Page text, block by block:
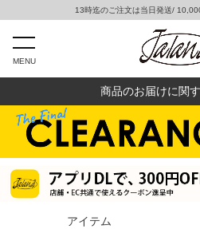
13時迄のご注文は当日発送/
MENU
商品のお届けに関
アイテム